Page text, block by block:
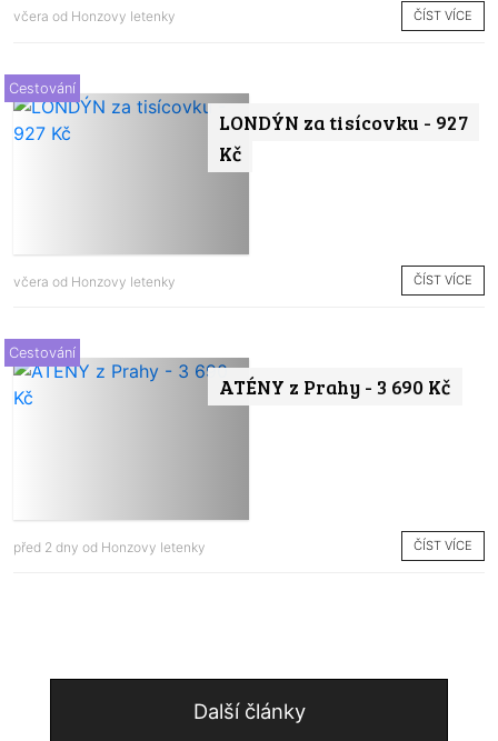
včera od Honzovy letenky ČÍST VÍCE
LONDÝN za tisícovku - 927
Kč
Cestování
včera od Honzovy letenky ČÍST VÍCE
ATÉNY z Prahy - 3 690 Kč
Cestování
před 2 dny od Honzovy letenky ČÍST VÍCE
Další články